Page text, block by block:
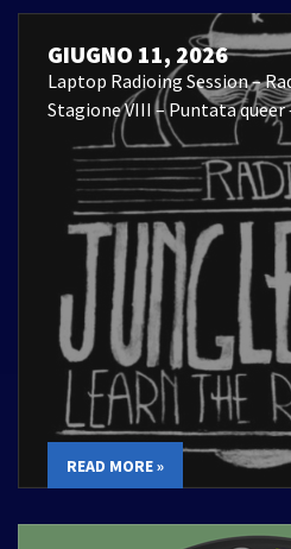
GIUGNO 11, 2026
Laptop Radioing Session –
Stagione VIII – Puntata queer
READ MORE »